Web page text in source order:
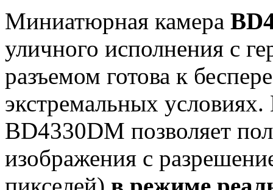
Миниатюрная камера
уличного исполнения с
разъемом готова к
экстремальных
BD4330DM позволяет
изображения с